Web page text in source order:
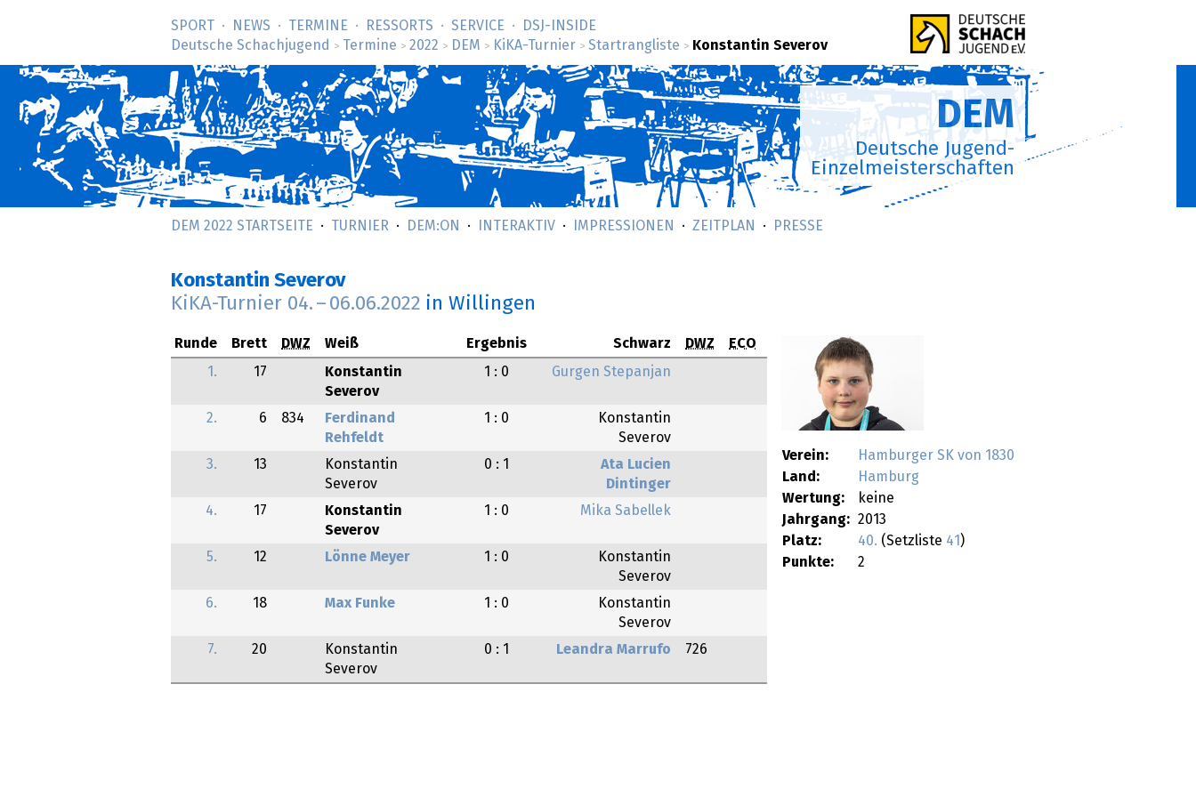
SPORT NEWS TERMINE RESSORTS SERVICE
DSJ-­INSIDE
Deutsche Schachjugend
> Termine > 2022 > DEM > KiKA-Turnier > Startrangliste > Konstantin Severov
DEM
Deutsche Jugend-
Einzelmeisterschaften
DEM 2022 STARTSEITE TURNIER DEM:ON INTERAKTIV IMPRESSIONEN ZEITPLAN PRESSE
Konstantin Severov
KiKA-Turnier 04. – 06.06.2022 in Willingen
Verein:
Hamburger SK von 1830
Land:
Hamburg
Wertung:
keine
Jahrgang: 2013
Platz:
40. (Setzliste 41 )
Punkte:
2
Runde Brett DWZ Weiß Ergebnis Schwarz DWZ
ECO
1.
17
Konstantin
Severov
1 : 0 Gurgen Stepanjan
2. 6 834
Ferdinand
Rehfeldt
1 : 0
Konstantin
Severov
3.
13
Konstantin
Severov
0 : 1
Ata Lucien
Dintinger
4.
17
Konstantin
Severov
1 : 0 Mika Sabellek
5. 12 Lönne Meyer 1 : 0
Konstantin
Severov
6.
18 Max Funke 1 : 0
Konstantin
Severov
7.
20
Konstantin
Severov
0 : 1 Leandra Marrufo 726